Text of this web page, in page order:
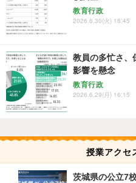
教育行政
2026.6.30(火) 18:45
教員の多忙さ
影響を懸念
教育行政
2026.6.29(月) 16:15
授業アクセ
茨城県の公立7